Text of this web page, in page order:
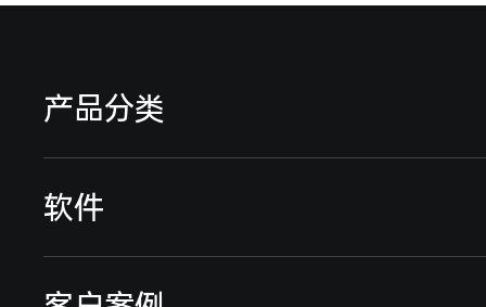
产品分类
远程智能电表
远传智能水表
软件
远程预付费系统